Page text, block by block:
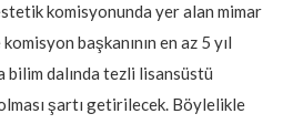
komisyonunda yer alan mimar
başkanının en az 5 yıl
bilim dalında tezli lisansüstü
şartı getirilecek. Böylelikle